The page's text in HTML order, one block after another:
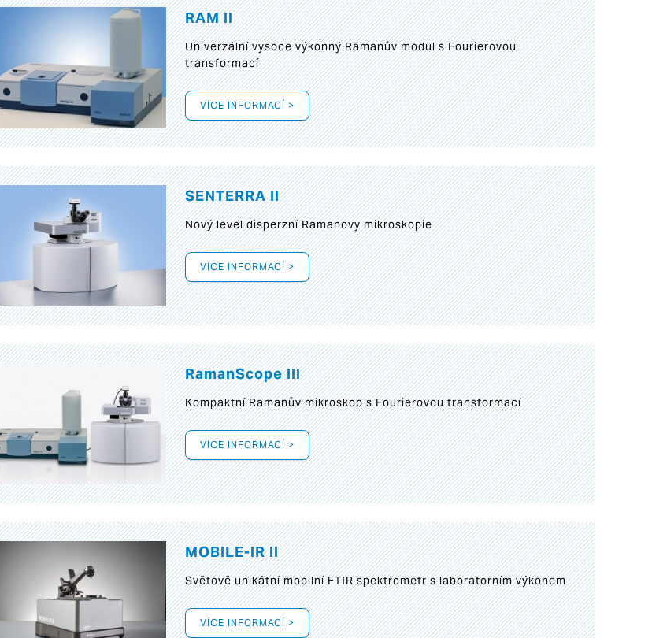
RAM II
Univerzální vysoce výkonný Ramanův modul s Fourierovou
transformací
VÍCE INFORMACÍ >
SENTERRA II
Nový level disperzní Ramanovy mikroskopie
VÍCE INFORMACÍ >
RamanScope III
Kompaktní Ramanův mikroskop s Fourierovou transformací
VÍCE INFORMACÍ >
MOBILE-IR II
Světově unikátní mobilní FTIR spektrometr s laboratorním výkonem
VÍCE INFORMACÍ >